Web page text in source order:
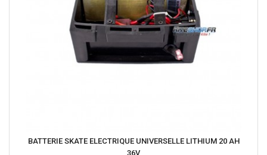
BATTERIE SKATE ELECTRIQUE UNIVERSELLE LITHIUM 20 AH
36V